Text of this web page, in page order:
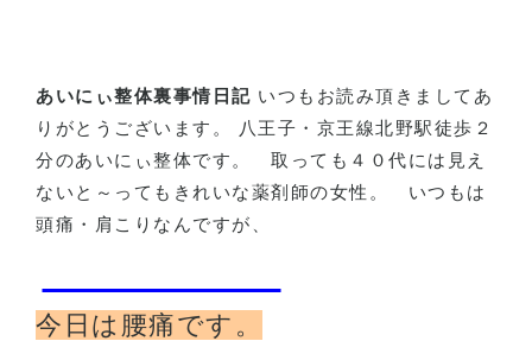
あいにぃ整体裏事情日記 いつもお読み頂きましてあ
りがとうございます。 八王子・京王線北野駅徒歩２
分のあいにぃ整体です。
取っても４０代には見え
ないと～ってもきれいな薬剤師の女性。
いつもは
頭痛・肩こりなんですが、
今日は腰痛です。